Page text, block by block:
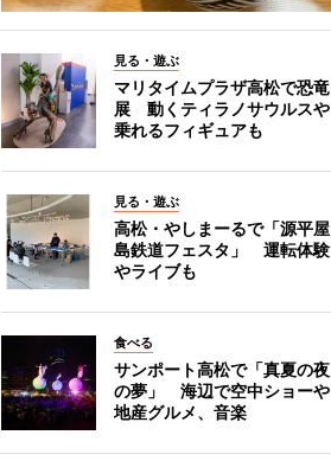
見る・遊ぶ
マリタイムプラザ高松で恐竜
展 動くティラノサウルスや
乗れるフィギュアも
見る・遊ぶ
高松・やしまーるで「源平屋
島鉄道フェスタ」 運転体験
やライブも
食べる
サンポート高松で「真夏の夜
の夢」 海辺で空中ショーや
地産グルメ、音楽